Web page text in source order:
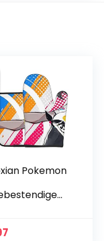
Pokemon